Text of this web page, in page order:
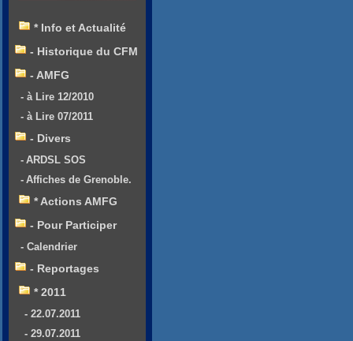
* Info et Actualité
- Historique du CFM
- AMFG
- à Lire 12/2010
- à Lire 07/2011
- Divers
- ARDSL SOS
- Affiches de Grenoble.
* Actions AMFG
- Pour Participer
- Calendrier
- Reportages
* 2011
- 22.07.2011
- 29.07.2011